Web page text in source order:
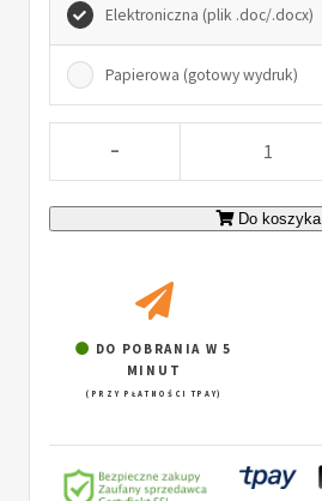
Elektroniczna (plik .doc/.docx)
Papierowa (gotowy wydruk)
-
Do koszyka
DO POBRANIA W 5
MINUT
(PRZY PŁATNOŚCI TPAY)